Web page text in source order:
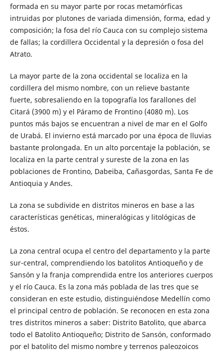
formada en su mayor parte por rocas metamórficas
intruidas por plutones de variada dimensión, forma, edad y
composición; la fosa del río Cauca con su complejo sistema
de fallas; la cordillera Occidental y la depresión o fosa del
Atrato.
La mayor parte de la zona occidental se localiza en la
cordillera del mismo nombre, con un relieve bastante
fuerte, sobresaliendo en la topografía los farallones del
Citará (3900 m) y el Páramo de Frontino (4080 m). Los
puntos más bajos se encuentran a nivel de mar en el Golfo
de Urabá. El invierno está marcado por una época de lluvias
bastante prolongada. En un alto porcentaje la población, se
localiza en la parte central y sureste de la zona en las
poblaciones de Frontino, Dabeiba, Cañasgordas, Santa Fe de
Antioquia y Andes.
La zona se subdivide en distritos mineros en base a las
características genéticas, mineralógicas y litológicas de
éstos.
La zona central ocupa el centro del departamento y la parte
sur-central, comprendiendo los batolitos Antioqueño y de
Sansón y la franja comprendida entre los anteriores cuerpos
y el río Cauca. Es la zona más poblada de las tres que se
consideran en este estudio, distinguiéndose Medellín como
el principal centro de población. Se reconocen en esta zona
tres distritos mineros a saber: Distrito Batolito, que abarca
todo el Batolito Antioqueño; Distrito de Sansón, conformado
por el batolito del mismo nombre y terrenos paleozoicos